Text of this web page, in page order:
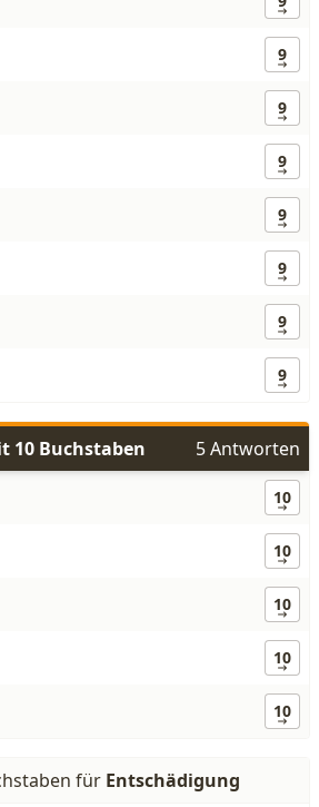
9
9
9
9
9
9
9
10 Buchstaben
5 Antworten
10
10
10
10
10
für Entschädigung